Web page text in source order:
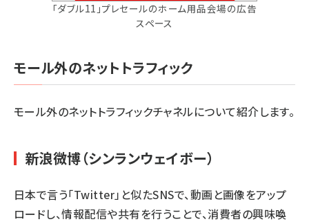
「ダブル11」プレセールのホーム用品会場の広告
スペース
モール外のネットトラフィック
モール外のネットトラフィックチャネルについて紹介します。
新浪微博（シンランウェイボー）
日本で言う「Twitter」と似たSNSで、動画と画像をアップ
ロードし、情報配信や共有を行うことで、消費者の興味喚